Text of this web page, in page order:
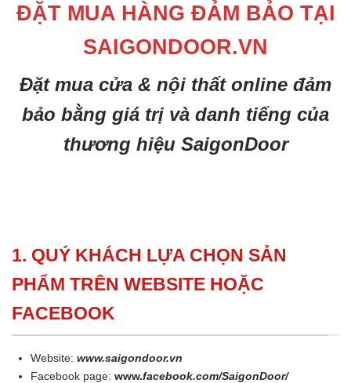
ĐẶT MUA HÀNG ĐẢM BẢO TẠI
SAIGONDOOR.VN
Đặt mua cửa & nội thất online đảm
bảo bằng giá trị và danh tiếng của
thương hiệu SaigonDoor
1. QUÝ KHÁCH LỰA CHỌN SẢN
PHẨM TRÊN WEBSITE HOẶC
FACEBOOK
Website:www.saigondoor.vn
Facebook page:www.facebook.com/SaigonDoor/